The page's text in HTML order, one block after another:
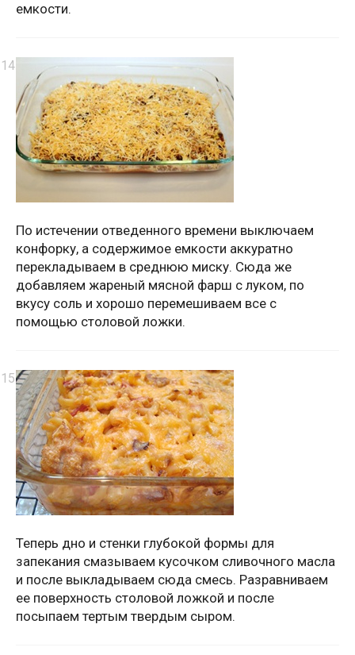
емкости.
По истечении отведенного времени выключаем
конфорку, а содержимое емкости аккуратно
перекладываем в среднюю миску. Сюда же
добавляем жареный мясной фарш с луком, по
вкусу соль и хорошо перемешиваем все с
помощью столовой ложки.
Теперь дно и стенки глубокой формы для
запекания смазываем кусочком сливочного масла
и после выкладываем сюда смесь. Разравниваем
ее поверхность столовой ложкой и после
посыпаем тертым твердым сыром.